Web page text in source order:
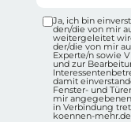
Ja, ich bin
den/die von mir
weitergeleitet
der/die von mir
Experte/n sowie
und zur
damit
Fenster- und
mir
in Verbindung
koennen-